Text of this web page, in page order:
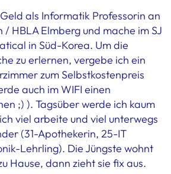
als Informatik Professorin an
/ HBLA Elmberg und mache im SJ
in Süd-Korea. Um die
zu erlernen, vergebe ich ein
zum Selbstkostenpreis
auch im WIFI einen
;) ). Tagsüber werde ich kaum
viel arbeite und viel unterwegs
(31-Apothekerin, 25-IT
Lehrling). Die Jüngste wohnt
Hause, dann zieht sie fix aus.